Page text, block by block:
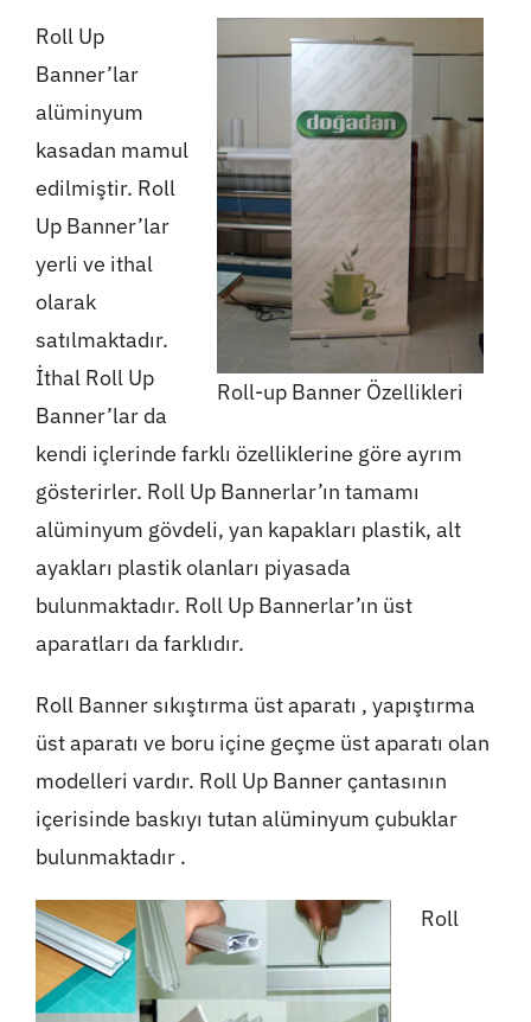
Roll-up Banner Özellikleri
Roll Up
Banner’lar
alüminyum
kasadan mamul
edilmiştir. Roll
Up Banner’lar
yerli ve ithal
olarak
satılmaktadır.
İthal Roll Up
Banner’lar da
kendi içlerinde farklı özelliklerine göre ayrım
gösterirler. Roll Up Bannerlar’ın tamamı
alüminyum gövdeli, yan kapakları plastik, alt
ayakları plastik olanları piyasada
bulunmaktadır. Roll Up Bannerlar’ın üst
aparatları da farklıdır.
Roll Banner sıkıştırma üst aparatı , yapıştırma
üst aparatı ve boru içine geçme üst aparatı olan
modelleri vardır. Roll Up Banner çantasının
içerisinde baskıyı tutan alüminyum çubuklar
bulunmaktadır .
Roll